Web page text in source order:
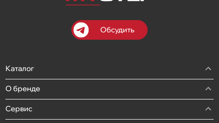
Обсудить
Каталог
О бренде
Сервис